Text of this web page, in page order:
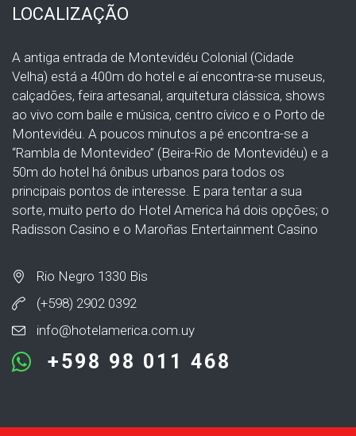
LOCALIZAÇÃO
A antiga entrada de Montevidéu Colonial (Cidade
Velha) está a 400m do hotel e aí encontra-se museus,
calçadões, feira artesanal, arquitetura clássica, shows
ao vivo com baile e música, centro cívico e o Porto de
Montevidéu. A poucos minutos a pé encontra-se a
“Rambla de Montevideo” (Beira-Rio de Montevidéu) e a
50m do hotel há ônibus urbanos para todos os
principais pontos de interesse. E para tentar a sua
sorte, muito perto do Hotel America há dois opções; o
Radisson Casino e o Maroñas Entertainment Casino
Rio Negro 1330 Bis
(+598) 2902 0392
info@hotelamerica.com.uy
+598 98 011 468